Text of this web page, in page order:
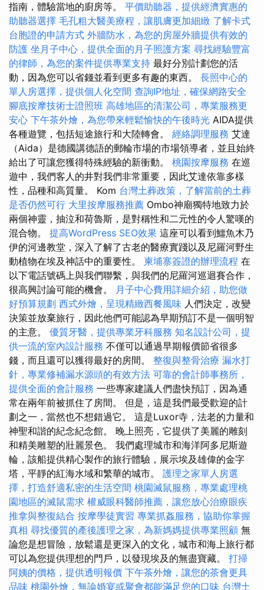
指南，體驗當地的廚房等。 平價助聽器，提供經濟實惠的
助聽器選擇 毛孔粗大醫美療程，讓肌膚更加細緻 了解卡式
台胞證的申請方式 外牆防水，為您的房屋外牆提供有效的
防護 坐月子中心，提供全面的月子照護方案 尋找經驗豐富
的律師，為您的案件提供專業支持 最好分別計劃您的活
動，因為您可以省錢並看到更多有趣的東西。 長照中心的
單人房選擇，提供個人化空間 查詢IP地址，確保網路安全
腳底按摩技術士證照班 高雄地區的清潔公司，專業服務更
安心 下午茶外燴，為您帶來輕鬆愉快的午後時光 AIDA提供
各種遊覽，包括短途旅行和大陸轉會。 經絡調理服務 艾達
（Aida）是德國講德語的郵輪市場的市場領導者，並且始終
給出了可讓您獲得特殊經驗的新衝動。 桃園按摩服務 在巡
遊中，我們客人的井對我們非常重要，因此艾達依靠多樣
性，品種和高質量。 Kom 台灣土葬政策，了解當前的土葬
是否仍然可行 大里按摩服務推薦 Ombo神廟獨特地致力於
兩個神靈，抽泣和荷魯斯，是對稱性和二元性的令人驚嘆的
混合物。 提高WordPress SEO效果 這座可以看到鱷魚木乃
伊的河邊教堂，深入了解了古老的醫療實踐以及尼羅河野生
動植物在埃及神話中的重要性。 柬埔寨簽證的辦理流程 在
以下電話號碼上與我們聯繫，與我們的尼羅河巡迴賽合作，
很高興討論可能的機會。 月子中心費用詳細介紹，助您做
好預算規劃 西式外燴，呈現精緻西餐風味 人們決定，改變
決策並放棄旅行，因此他們可能認為早期預訂不是一個明智
的主意。 優質牙醫，提供專業牙科服務 知名設計公司，提
供一流的室內設計服務 不僅可以通過早期報價節省很多
錢，而且還可以獲得最好的房間。 整復與整骨治療 漏水打
針，專業修補漏水源頭的有效方法 可靠的會計師事務所，
提供全面的會計服務 一些專家建議人們盡快預訂，因為通
常在兩年前被抓住了房間。 但是，這是我們最受歡迎的計
劃之一，當然也不想錯過它。 這是Luxor寺，法老的力量和
神聖和諧的紀念紀念館。 晚上照亮，它提供了美麗的雕刻
和精美雕塑的壯麗景色。 我們處理城市和海洋阿多尼斯遊
輪，該船提供精心製作的旅行體驗，展示埃及雄偉的金字
塔，平靜的紅海水域和繁華的城市。 護理之家單人房選
擇，打造舒適私密的生活空間 桃園滅鼠服務，專業處理桃
園地區的滅鼠需求 權威眼科醫師推薦，讓您放心治療眼疾
推拿與整復結合 按摩學徒實習 專業抓姦服務，協助你掌握
真相 尋找優質的產後護理之家，為新媽媽提供專業照顧 無
論您是想冒險，放鬆還是更深入的文化，城市和海上旅行都
可以為您提供理想的門戶，以發現埃及的無盡寶藏。 打掃
阿姨的價格，提供透明報價 下午茶外燴，讓您的茶會更具
品味 桃園外燴，無論婚宴或聚會都能滿足您的口味 台灣土